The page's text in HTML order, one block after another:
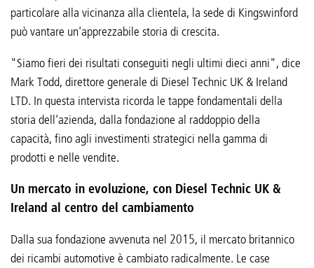
particolare alla vicinanza alla clientela, la sede di Kingswinford
può vantare un'apprezzabile storia di crescita.
"Siamo fieri dei risultati conseguiti negli ultimi dieci anni", dice
Mark Todd, direttore generale di Diesel Technic UK & Ireland
LTD. In questa intervista ricorda le tappe fondamentali della
storia dell'azienda, dalla fondazione al raddoppio della
capacità, fino agli investimenti strategici nella gamma di
prodotti e nelle vendite.
Un mercato in evoluzione, con Diesel Technic UK &
Ireland al centro del cambiamento
Dalla sua fondazione avvenuta nel 2015, il mercato britannico
dei ricambi automotive è cambiato radicalmente. Le case